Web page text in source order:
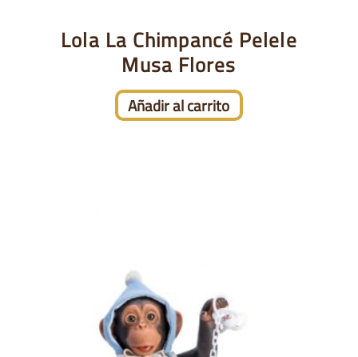
Lola La Chimpancé Pelele
Musa Flores
Añadir al carrito